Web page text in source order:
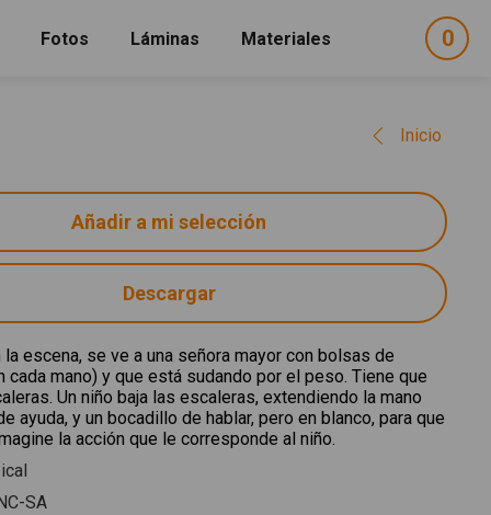
Fotos Láminas Materiales 0
Inicio
Descargar
la escena, se ve a una señora mayor con bolsas de
cada mano) y que está sudando por el peso. Tiene que
Un niño baja las escaleras, extendiendo la mano
ayuda, y un bocadillo de hablar, pero en blanco, para que
la acción que le corresponde al niño.
SA